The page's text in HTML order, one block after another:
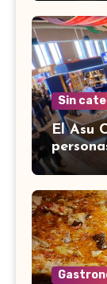
Sin
El Asu